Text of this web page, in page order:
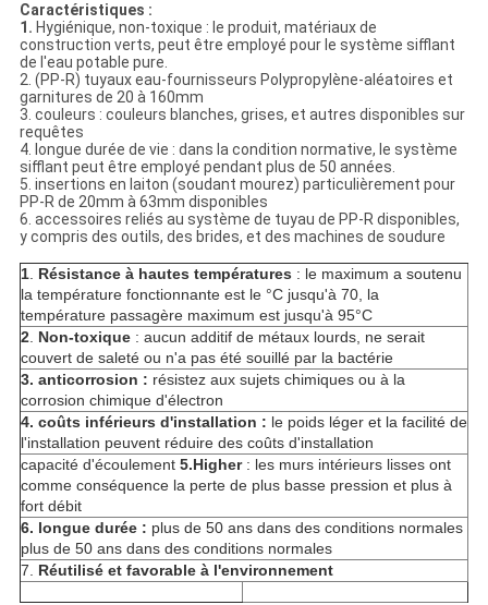
Caractéristiques :
1. Hygiénique, non-toxique : le produit, matériaux de
construction verts, peut être employé pour le système sifflant
de l'eau potable pure.
2. (PP-R) tuyaux eau-fournisseurs Polypropylène-aléatoires et
garnitures de 20 à 160mm
3. couleurs : couleurs blanches, grises, et autres disponibles sur
requêtes
4. longue durée de vie : dans la condition normative, le système
sifflant peut être employé pendant plus de 50 années.
5. insertions en laiton (soudant mourez) particulièrement pour
PP-R de 20mm à 63mm disponibles
6. accessoires reliés au système de tuyau de PP-R disponibles,
y compris des outils, des brides, et des machines de soudure
1. Résistance à hautes températures : le maximum a soutenu
la température fonctionnante est le °C jusqu'à 70, la
température passagère maximum est jusqu'à 95°C
2. Non-toxique: aucun additif de métaux lourds, ne serait
couvert de saleté ou n'a pas été souillé par la bactérie
3. anticorrosion : résistez aux sujets chimiques ou à la
corrosion chimique d'électron
4. coûts inférieurs d'installation : le poids léger et la facilité de
l'installation peuvent réduire des coûts d'installation
capacité d'écoulement 5.Higher: les murs intérieurs lisses ont
comme conséquence la perte de plus basse pression et plus à
fort débit
6. longue durée: plus de 50 ans dans des conditions normales
plus de 50 ans dans des conditions normales
7. Réutilisé et favorable à l'environnement